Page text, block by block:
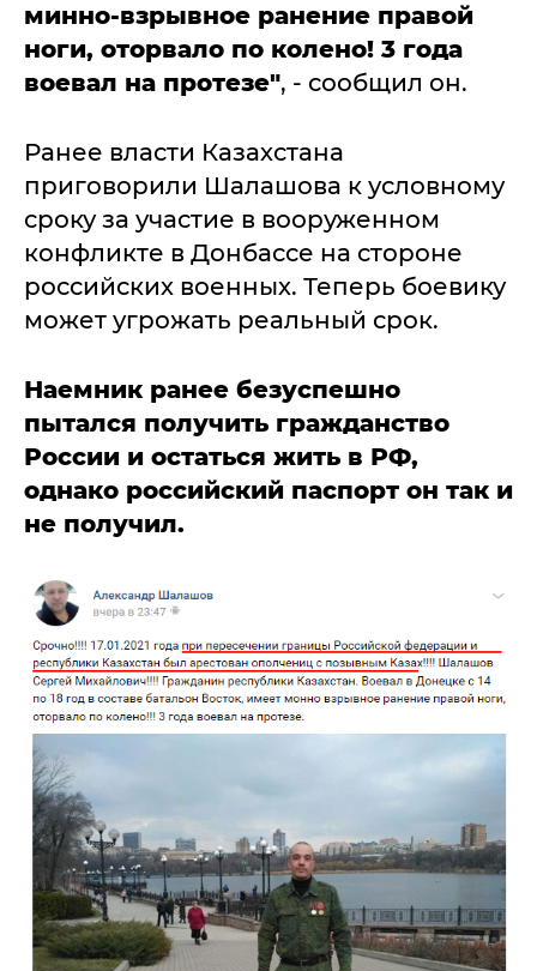
минно-взрывное ранение правой
ноги, оторвало по колено! 3 года
воевал на протезе", - сообщил он.
Ранее власти Казахстана
приговорили Шалашова к условному
сроку за участие в вооруженном
конфликте в Донбассе на стороне
российских военных. Теперь боевику
может угрожать реальный срок.
Наемник ранее безуспешно
пытался получить гражданство
России и остаться жить в РФ,
однако российский паспорт он так и
не получил.